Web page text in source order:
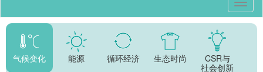
气候变化 能源 循环经济 生态时尚
CSR与
社会创新